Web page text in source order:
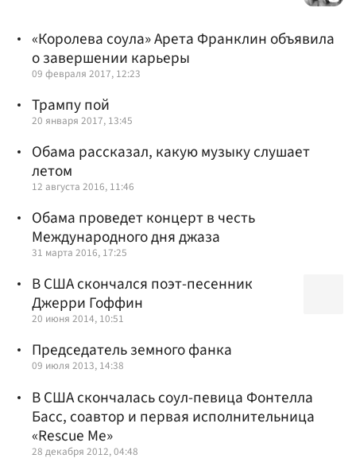
«Королева соула» Арета Франклин объявила
о завершении карьеры
09 февраля 2017, 12:23
Трампу пой
20 января 2017, 13:45
Обама рассказал, какую музыку слушает
летом
12 августа 2016, 11:46
Обама проведет концерт в честь
Международного дня джаза
31 марта 2016, 17:25
В США скончался поэт-песенник
Джерри Гоффин
20 июня 2014, 10:51
Председатель земного фанка
09 июля 2013, 14:38
В США скончалась соул-певица Фонтелла
Басс, соавтор и первая исполнительница
«Rescue Me»
28 декабря 2012, 04:48